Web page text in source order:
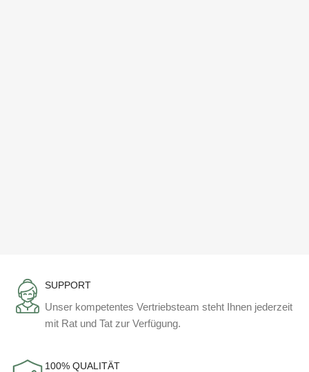
SUPPORT
Unser kompetentes Vertriebsteam steht Ihnen jederzeit
mit Rat und Tat zur Verfügung.
100% QUALITÄT